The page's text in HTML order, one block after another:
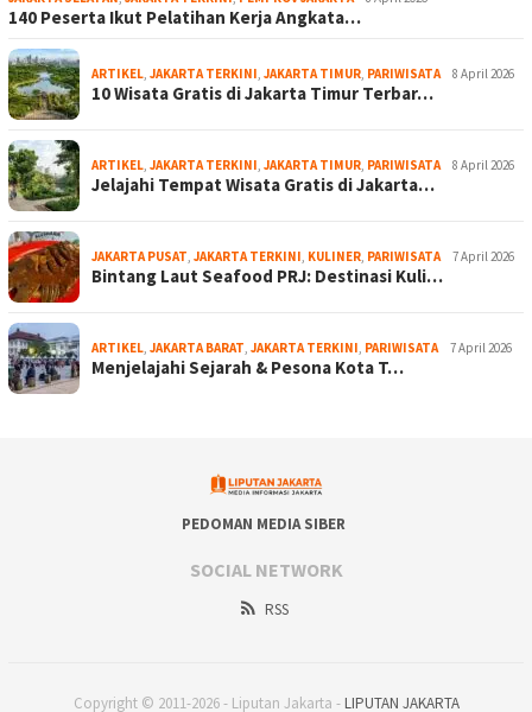
140 Peserta Ikut Pelatihan Kerja Angkata…
ARTIKEL JAKARTA TERKINI JAKARTA TIMUR PARIWISATA 8 April 2026
10 Wisata Gratis di Jakarta Timur Terbar…
ARTIKEL JAKARTA TERKINI JAKARTA TIMUR PARIWISATA 8 April 2026
Jelajahi Tempat Wisata Gratis di Jakarta…
JAKARTA PUSAT JAKARTA TERKINI KULINER PARIWISATA 7 April 2026
Bintang Laut Seafood PRJ: Destinasi Kuli…
ARTIKEL JAKARTA BARAT JAKARTA TERKINI PARIWISATA 7 April 2026
Menjelajahi Sejarah & Pesona Kota T…
PEDOMAN MEDIA SIBER
SOCIAL NETWORK
RSS
Copyright © 2011-2026 - Liputan Jakarta - LIPUTAN JAKARTA